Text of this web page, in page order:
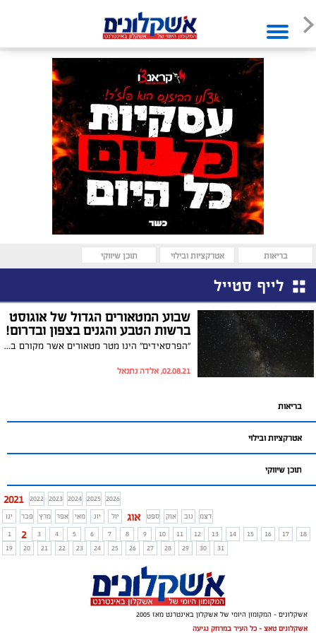
בריאות אטרקציות ובילוי תוכן שיווקי
לייף סטייל
שבוע המטאורים הגדול של אוגוסט
ברשות הטבע והגנים בצפון ובדרום!
"הפרסאידים" הינו מטר מטאורים אשר מקורם בשרידי אבק שהותיר אחריו כוכב שביט במסלולו סביב השמש. פעם בשנה, כשכדור הארץ עובר בשובל השאריות של השביט, פוגעים המטאורידים באטמוספירה במהירות של 59 ק"מ לשנייה ויוצרים מופע שמימי מרהיב ביופיו! בין התאריכים 8-15.8.21 תוכלו למצוא לכם את הלילה המתאים, לשכב על הגב, לספור כוכבים נופלים ולהביט על מופע מרהיב בשמים.
02.08.21, אלדה נתנאל
בריאות
אטרקציות ובילוי
תוכן שיווקי
2021 2022 2023 2024 2025 2026
ינו
פבר מרץ אפר מאי יונ יול אוג ספט אוק נוב
דצמ
1
2 3 4 5 6 7 8 9 10 11 12 13 14 15 16 17
18
19
20 21 22 23 24 25 26 27 28 29 30 31
אשקלונים - המקומון היומי של אשקלון באינטרנט מאז 2005
אשקלונים טאצ - כל העיר במרחק נגיעה